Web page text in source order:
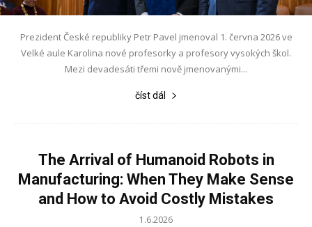
Prezident České republiky Petr Pavel jmenoval 1. června 2026 ve
Velké aule Karolina nové profesorky a profesory vysokých škol.
Mezi devadesáti třemi nově jmenovanými...
číst dál
The Arrival of Humanoid Robots in
Manufacturing: When They Make Sense
and How to Avoid Costly Mistakes
1.6.2026